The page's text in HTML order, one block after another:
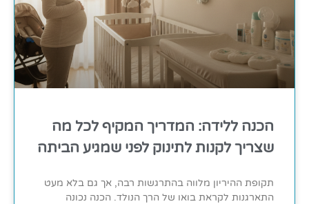
הכנה ללידה: המדריך המקיף לכל מה
שצריך לקנות לתינוק לפני שמגיע הביתה
תקופת ההיריון מלווה בהתרגשות רבה, אך גם בלא מעט
התארגנות לקראת בואו של הרך הנולד. הכנה נכונה